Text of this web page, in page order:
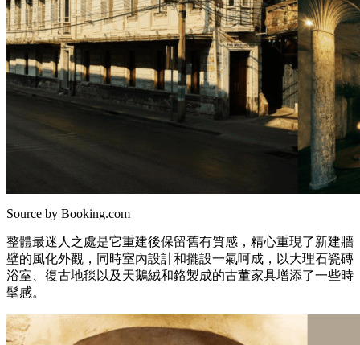
Source by Booking.com
整體最迷人之處是它重建後保留舊有質感，精心重現了新建牆
壁的風化外觀，同時室內設計和擺設一氣呵成，以大理石瓷磚
浴室、復古地毯以及天鵝絨和鉻製成的古董家具增添了一些時
髦感。